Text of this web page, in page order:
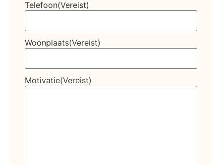
Telefoon(Vereist)
Woonplaats(Vereist)
Motivatie(Vereist)